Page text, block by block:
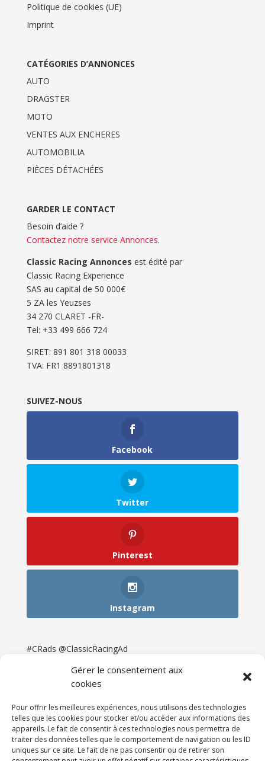
Gérer le consentement aux
cookies
Pour offrir les meilleures expériences, nous utilisons des technologies
telles que les cookies pour stocker et/ou accéder aux informations des
appareils. Le fait de consentir à ces technologies nous permettra de
traiter des données telles que le comportement de navigation ou les ID
uniques sur ce site. Le fait de ne pas consentir ou de retirer son
Politique de cookies (UE)
Imprint
CATÉGORIES D’ANNONCES
AUTO
DRAGSTER
MOTO
VENTES AUX ENCHERES
AUTOMOBILIA
PIÈCES DÉTACHÉES
GARDER LE CONTACT
Besoin d’aide ?
Contactez notre service Annonces.
Classic Racing Annonces est édité par
Classic Racing Experience
SAS au capital de 50 000€
5 ZA les Yeuzses
34 270 CLARET -FR-
Tel: ‭+33 499 666 724‬
SIRET: 891 801 318 00033
TVA: FR1 8891801318
SUIVEZ-NOUS
Facebook
Twitter
Pinterest
Instagram
#CRads @ClassicRacingAd